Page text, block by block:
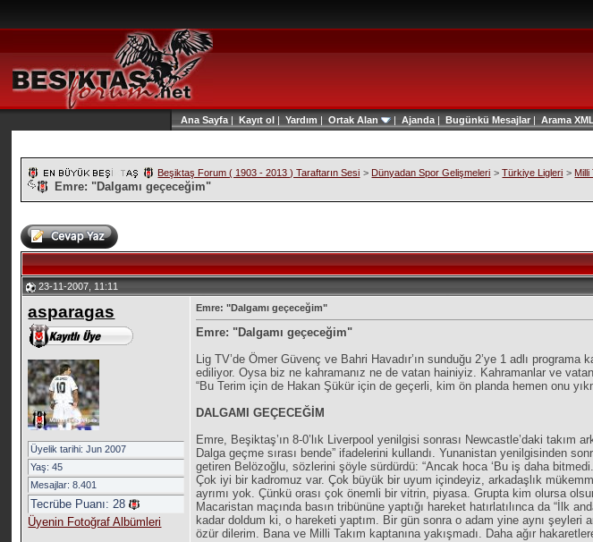
Ana Sayfa | Kayıt ol | Yardım | Ortak Alan | Ajanda | Bugünkü Mesajlar| Arama XML
Beşiktaş Forum ( 1903 - 2013 ) Taraftarın Sesi > Dünyadan Spor Gelişmeleri >Türkiye Ligleri > Milli
Emre: "Dalgamı geçeceğim"
23-11-2007, 11:11
asparagas
Üyelik tarihi: Jun 2007
Yaş: 45
Mesajlar: 8.401
Tecrübe Puanı:28
Üyenin Fotoğraf Albümleri
Emre: "Dalgamı geçeceğim"
Emre: "Dalgamı geçeceğim"
Lig TV’de Ömer Güvenç ve Bahri Havadır’ın sunduğu 2’ye 1 adlı
ediliyor. Oysa biz ne kahramanız ne de vatan hainiyiz. Kahramanlar ve
“Bu Terim için de Hakan Şükür için de geçerli, kim ön planda hemen onu
DALGAMI GEÇECEĞİM
Emre, Beşiktaş’ın 8-0’lık Liverpool yenilgisi sonrası Newcastle’daki takım
Dalga geçme sırası bende” ifadelerini kullandı. Yunanistan yenilgisinden
getiren Belözoğlu, sözlerini şöyle sürdürdü: “Ancak hoca ‘Bu iş daha
Çok iyi bir kadromuz var. Çok büyük bir uyum içindeyiz, arkadaşlık
ayrımı yok. Çünkü orası çok önemli bir vitrin, piyasa. Grupta kim olursa
Macaristan maçında basın tribününe yaptığı hareket hatırlatılınca da
kadar doldum ki, o hareketi yaptım. Bir gün sonra o adam yine aynı
özür dilerim. Bana ve Milli Takım kaptanına yakışmadı. Daha ağır